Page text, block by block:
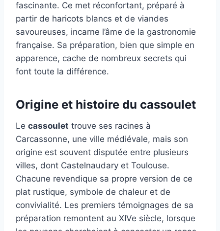
fascinante. Ce met réconfortant, préparé à
partir de haricots blancs et de viandes
savoureuses, incarne l’âme de la gastronomie
française. Sa préparation, bien que simple en
apparence, cache de nombreux secrets qui
font toute la différence.
Origine et histoire du cassoulet
Le cassoulet trouve ses racines à
Carcassonne, une ville médiévale, mais son
origine est souvent disputée entre plusieurs
villes, dont Castelnaudary et Toulouse.
Chacune revendique sa propre version de ce
plat rustique, symbole de chaleur et de
convivialité. Les premiers témoignages de sa
préparation remontent au XIVe siècle, lorsque